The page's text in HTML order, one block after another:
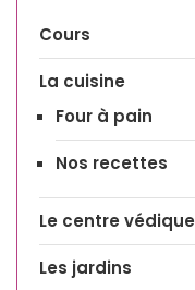
Cours
La cuisine
Four à pain
Nos recettes
Le centre védique
Les jardins